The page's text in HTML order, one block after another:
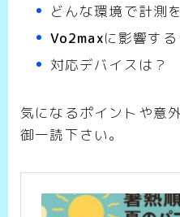
どんな環境で計測
Vo2maxに影響す
対応デバイスは？
気になるポイントや意
御一読下さい。